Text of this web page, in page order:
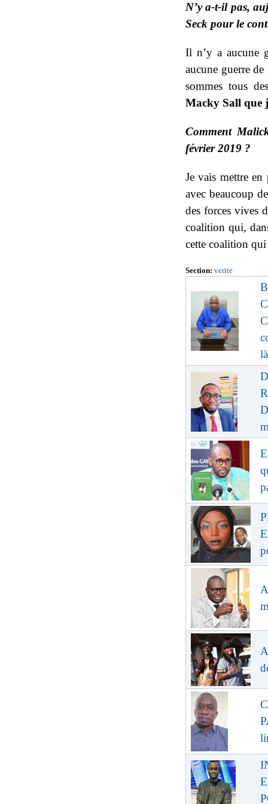
N’y a-t-il pas,
Seck pour le
Il n’y a aucune
aucune guerre
sommes tous
Macky Sall que
Comment
février 2019 ?
Je vais mettre
avec beaucoup
des forces vives
coalition qui,
cette coalition
Section: verite